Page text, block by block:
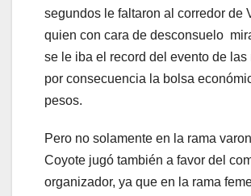
segundos le faltaron al corredor de
quien con cara de desconsuelo
se le iba el record del evento de las
por consecuencia la bolsa
pesos.
Pero no solamente en la rama
Coyote jugó también a favor del
organizador, ya que en la rama